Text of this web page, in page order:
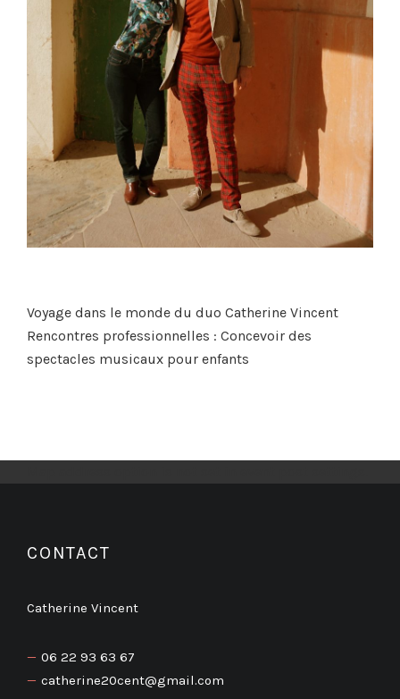
Voyage dans le monde du duo Catherine Vincent
Rencontres professionnelles : Concevoir des
spectacles musicaux pour enfants
CONTACT
Catherine Vincent
06 22 93 63 67
catherine20cent@gmail.com